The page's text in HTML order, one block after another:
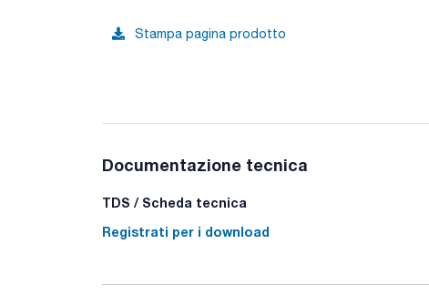
Stampa pagina prodotto
Documentazione tecnica
TDS / Scheda tecnica
Registrati per i download